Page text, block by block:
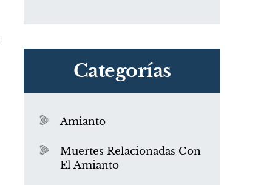
Categorías
Amianto
Muertes Relacionadas Con
El Amianto